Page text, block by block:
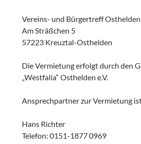
Vereins- und Bürgertreff Osthelden
Am Sträßchen 5
57223 Kreuztal-Osthelden
Die Vermietung erfolgt durch den
„Westfalia“ Osthelden e.V.
Ansprechpartner zur Vermietung
Hans Richter
Telefon: 0151-1877 0969